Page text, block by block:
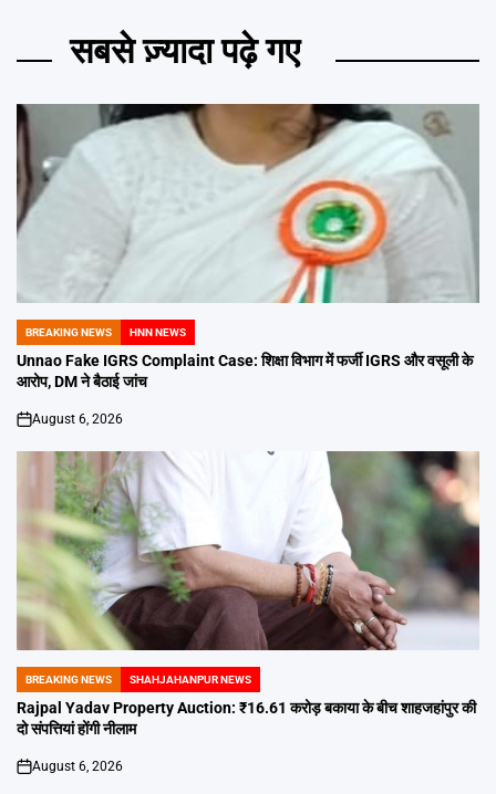
सबसे ज़्यादा पढ़े गए
POSTED
IN
BREAKING NEWS HNN NEWS
Unnao Fake IGRS Complaint Case: शिक्षा विभाग में फर्जी IGRS और वसूली के
आरोप, DM ने बैठाई जांच
on
August 6, 2026
POSTED
IN
BREAKING NEWS SHAHJAHANPUR NEWS
Rajpal Yadav Property Auction: ₹16.61 करोड़ बकाया के बीच शाहजहांपुर की
दो संपत्तियां होंगी नीलाम
on
August 6, 2026